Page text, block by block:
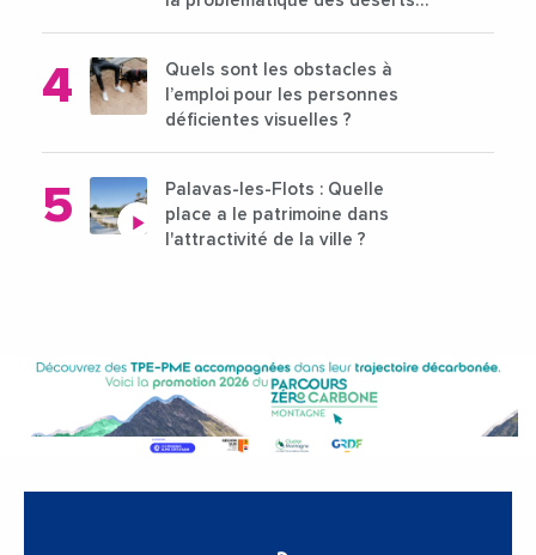
Quels sont les obstacles à
l’emploi pour les personnes
déficientes visuelles ?
Palavas-les-Flots : Quelle
place a le patrimoine dans
l'attractivité de la ville ?